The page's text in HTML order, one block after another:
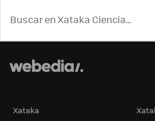
Xataka